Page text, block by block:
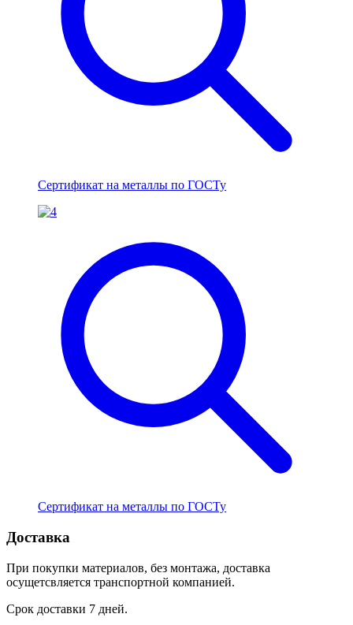
Сертификат на металлы по ГОСТу
Сертификат на металлы по ГОСТу
Доставка
При покупки материалов, без монтажа, доставка
осущетсвляется транспортной компанией.
Срок доставки 7 дней.